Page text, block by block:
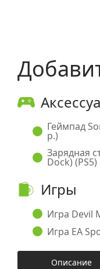
Геймпад
р.)
Зарядная
Dock)
Игры
Игра Devil
Игра EA
Описание